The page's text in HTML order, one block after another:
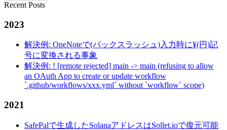
Recent Posts
2023
解決例: OneNoteで(バックスラッシュ)入力時に¥(円)記
号に変換される事象
解決例: ! [remote rejected] main -> main (refusing to allow
an OAuth App to create or update workflow
`.github/workflows/xxx.yml` without `workflow` scope)
2021
SafePalで生成したSolanaアドレスはSollet.ioで復元可能